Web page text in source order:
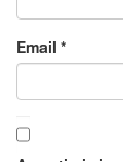
Email *